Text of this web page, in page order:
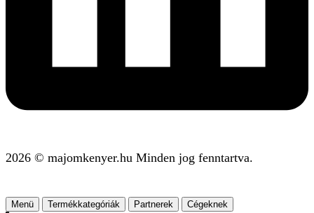
2026 © majomkenyer.hu Minden jog fenntartva.
Menü Termékkategóriák Partnerek Cégeknek